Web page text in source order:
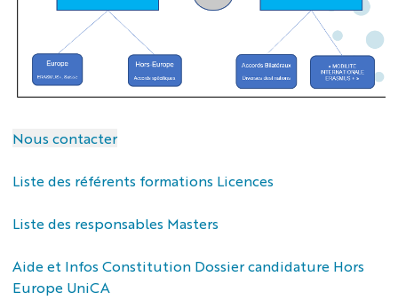
Nous contacter
Liste des référents formations Licences
Liste des responsables Masters
Aide et Infos Constitution Dossier candidature Hors
Europe UniCA